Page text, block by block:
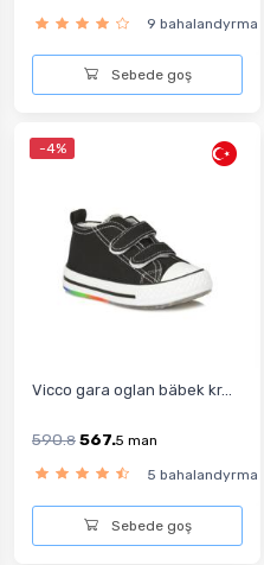
9 bahalandyrma
Sebede goş
-4%
Vicco gara oglan bäbek kr...
590.8 567.5 man
5 bahalandyrma
Sebede goş